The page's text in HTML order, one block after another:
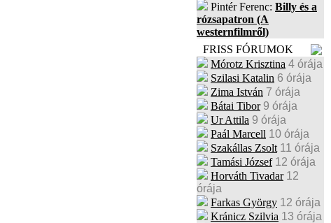
Pintér Ferenc: Billy és a
rózsapatron (A
westernfilmről)
FRISS FÓRUMOK
Mórotz Krisztina 4 órája
Szilasi Katalin 6 órája
Zima István 7 órája
Bátai Tibor 9 órája
Ur Attila 9 órája
Paál Marcell 10 órája
Szakállas Zsolt 11 órája
Tamási József 12 órája
Horváth Tivadar 12
órája
Farkas György 12 órája
Kránicz Szilvia 13 órája